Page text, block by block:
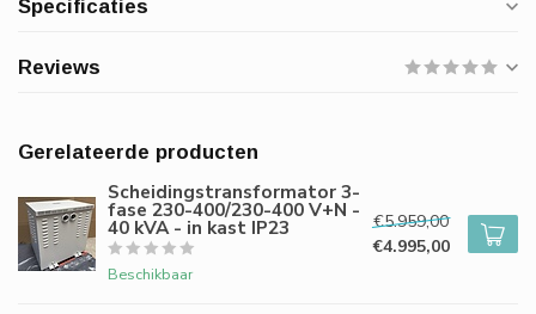
Specificaties
Reviews
Gerelateerde producten
Scheidingstransformator 3-
fase 230-400/230-400 V+N -
40 kVA - in kast IP23
Beschikbaar
€5.959,00
€4.995,00